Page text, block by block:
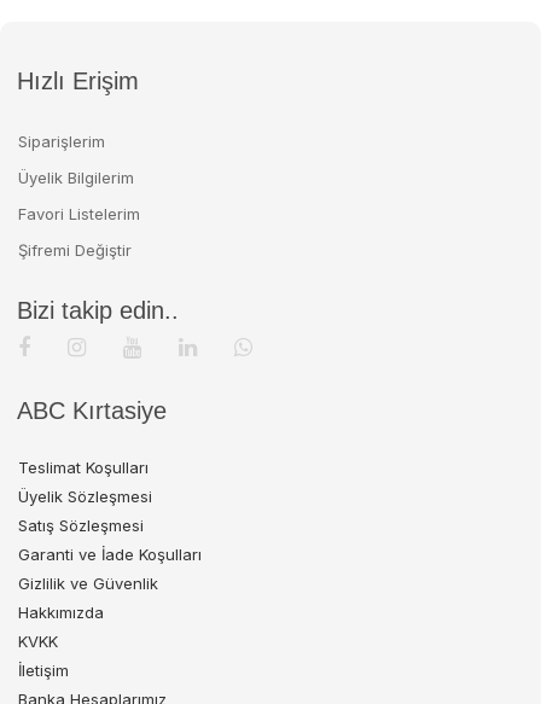
Hızlı Erişim
Siparişlerim
Üyelik Bilgilerim
Favori Listelerim
Şifremi Değiştir
Bizi takip edin..
ABC Kırtasiye
Teslimat Koşulları
Üyelik Sözleşmesi
Satış Sözleşmesi
Garanti ve İade Koşulları
Gizlilik ve Güvenlik
Hakkımızda
KVKK
İletişim
Banka Hesaplarımız